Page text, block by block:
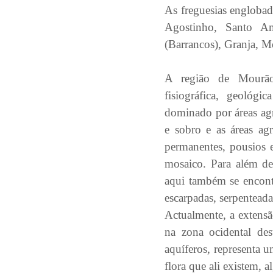
As freguesias
Agostinho, Santo
(Barrancos), Granja,
A região de
fisiográfica,
dominado por áreas
e sobro e as áreas
permanentes, pousios
mosaico. Para além
aqui também se
escarpadas,
Actualmente, a
na zona ocidental
aquíferos, representa
flora que ali existem,